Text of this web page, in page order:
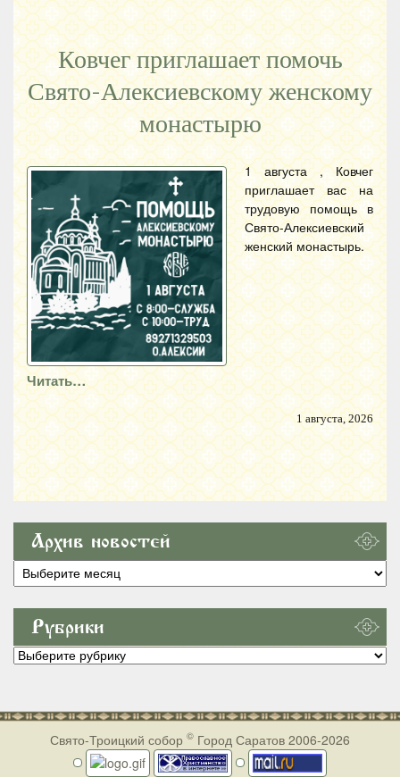
Ковчег приглашает помочь
Свято-Алексиевскому женскому
монастырю
1 августа , Ковчег
приглашает вас на
трудовую помощь в
Свято-Алексиевский
женский монастырь.
Читать…
1 августа, 2026
Архив новостей
Архив
новостей
Рубрики
Рубрики
Свято-Троицкий собор © Город Саратов 2006-2026